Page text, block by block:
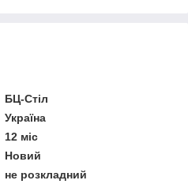
БЦ-Стіл
Україна
12 міс
Новий
не розкладний